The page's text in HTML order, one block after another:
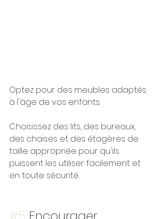
Optez pour des meubles adaptés
à l'âge de vos enfants.
Choisissez des lits, des bureaux,
des chaises et des étagères de
taille appropriée pour qu'ils
puissent les utiliser facilement et
en toute sécurité.